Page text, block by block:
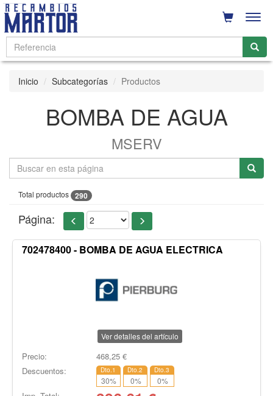
Inicio Subcategorías Productos
BOMBA DE AGUA
MSERV
Total productos 290
Página:
702478400 - BOMBA DE AGUA ELECTRICA
Ver detalles del artículo
Precio: 468,25€
Descuentos:
Dto.1
30%
Dto.2
0%
Dto.3
0%